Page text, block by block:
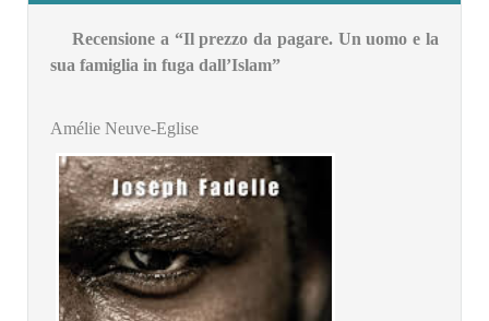
Recensione a “Il prezzo da pagare. Un uomo e la
sua famiglia in fuga dall’Islam”
Amélie Neuve-Eglise